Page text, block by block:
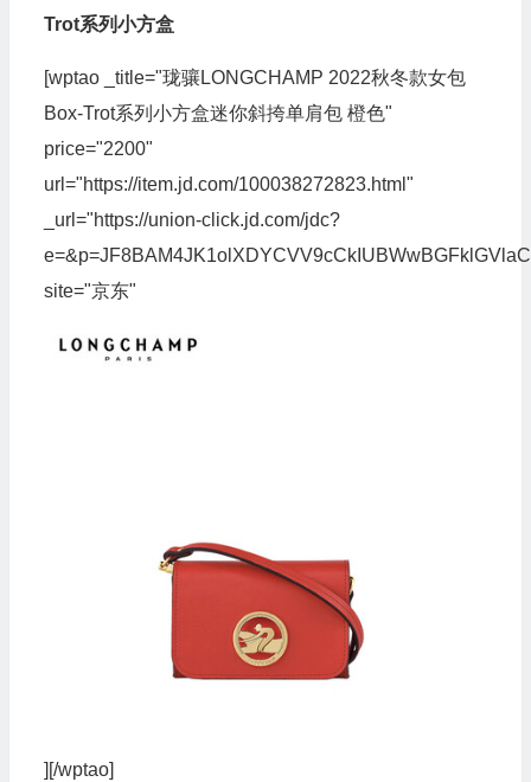
Trot系列小方盒
[wptao _title="珑骧LONGCHAMP 2022秋冬款女包
Box-Trot系列小方盒迷你斜挎单肩包 橙色"
price="2200"
url="https://item.jd.com/100038272823.html"
_url="https://union-click.jd.com/jdc?
site="京东"
][/wptao]